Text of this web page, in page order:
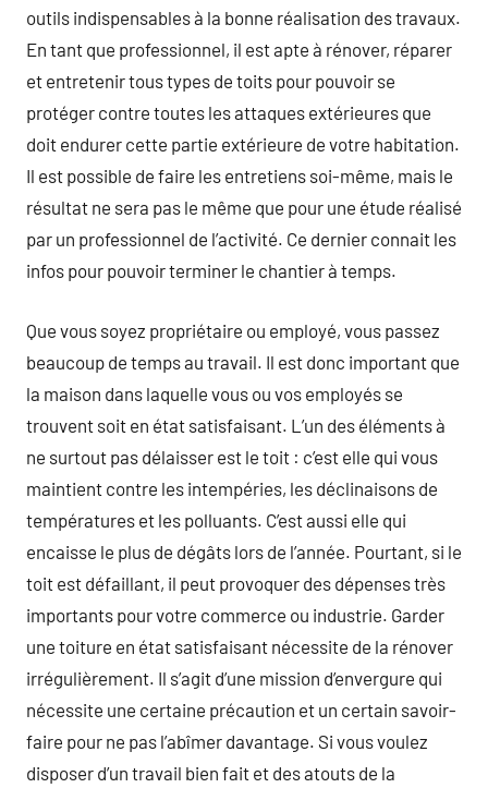
outils indispensables à la bonne réalisation des travaux.
En tant que professionnel, il est apte à rénover, réparer
et entretenir tous types de toits pour pouvoir se
protéger contre toutes les attaques extérieures que
doit endurer cette partie extérieure de votre habitation.
Il est possible de faire les entretiens soi-même, mais le
résultat ne sera pas le même que pour une étude réalisé
par un professionnel de l’activité. Ce dernier connait les
infos pour pouvoir terminer le chantier à temps.
Que vous soyez propriétaire ou employé, vous passez
beaucoup de temps au travail. Il est donc important que
la maison dans laquelle vous ou vos employés se
trouvent soit en état satisfaisant. L’un des éléments à
ne surtout pas délaisser est le toit : c’est elle qui vous
maintient contre les intempéries, les déclinaisons de
températures et les polluants. C’est aussi elle qui
encaisse le plus de dégâts lors de l’année. Pourtant, si le
toit est défaillant, il peut provoquer des dépenses très
importants pour votre commerce ou industrie. Garder
une toiture en état satisfaisant nécessite de la rénover
irrégulièrement. Il s’agit d’une mission d’envergure qui
nécessite une certaine précaution et un certain savoir-
faire pour ne pas l’abîmer davantage. Si vous voulez
disposer d’un travail bien fait et des atouts de la